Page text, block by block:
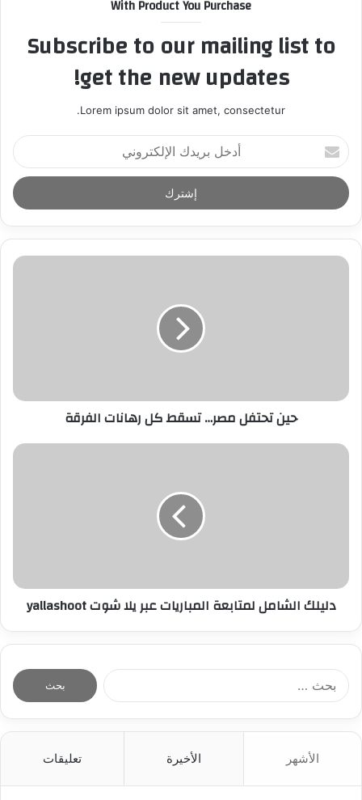
With Product You Purchase
Subscribe to our mailing list to
get the new updates!
Lorem ipsum dolor sit amet, consectetur.
أ
د
خ
ل
ر
د
ر
ي
حين تحتفل مصر… تسقط كل رهانات الفرقة
دليلك الشامل لمتابعة المباريات عبر يلا شوت yallashoot
الأشهر الأخيرة تعليقات